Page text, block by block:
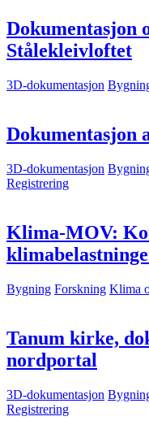
Dokumentasjon
Stålekleivloftet
3D-dokumentasjon
Dokumentasjon
3D-dokumentasjon
Registrering
Klima-MOV:
Bygning Forskning Klima
Tanum kirke,
nordportal
3D-dokumentasjon
Registrering